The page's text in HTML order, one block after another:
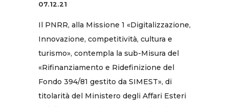
07.12.21
Il PNRR, alla Missione 1 «Digitalizzazione,
Innovazione, competitività, cultura e
turismo», contempla la sub-Misura del
«Rifinanziamento e Ridefinizione del
Fondo 394/81 gestito da SIMEST», di
titolarità del Ministero degli Affari Esteri